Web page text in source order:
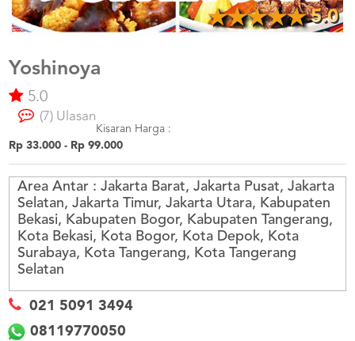
US
CATERERS
TERMS
&
CONDITIONS
CENTER
3494
LOGIN
DAFTAR
5.0
Yoshinoya
5.0
(7) Ulasan
Kisaran Harga :
Rp 33.000 - Rp 99.000
Area Antar : Jakarta Barat, Jakarta Pusat, Jakarta
Selatan, Jakarta Timur, Jakarta Utara, Kabupaten
Bekasi, Kabupaten Bogor, Kabupaten Tangerang,
Kota Bekasi, Kota Bogor, Kota Depok, Kota
Surabaya, Kota Tangerang, Kota Tangerang
Selatan
021 5091 3494
08119770050